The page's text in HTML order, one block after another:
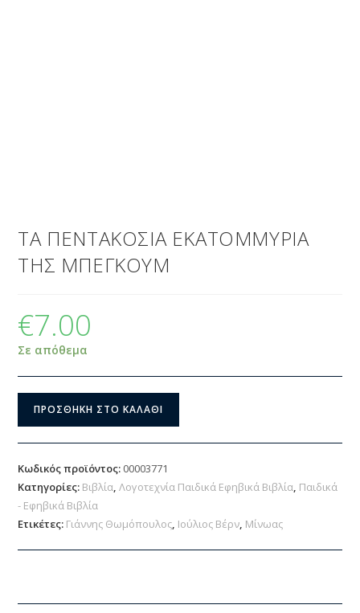
ΤΑ ΠΕΝΤΑΚΟΣΙΑ ΕΚΑΤΟΜΜΥΡΙΑ
ΤΗΣ ΜΠΕΓΚΟΥΜ
€7.00
Σε απόθεμα
ΠΡΟΣΘΉΚΗ ΣΤΟ ΚΑΛΆΘΙ
Κωδικός προϊόντος: 00003771
Κατηγορίες: Βιβλία,Λογοτεχνία Παιδικά Εφηβικά Βιβλία, Παιδικά
- Εφηβικά Βιβλία
Ετικέτες: Γιάννης Θωμόπουλος, Ιούλιος Βέρν, Μίνωας